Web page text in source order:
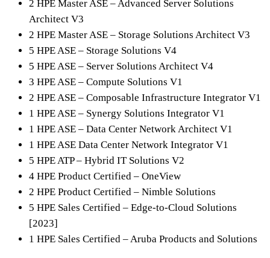
2 HPE Master ASE – Advanced Server Solutions
Architect V3
2 HPE Master ASE – Storage Solutions Architect V3
5 HPE ASE – Storage Solutions V4
5 HPE ASE – Server Solutions Architect V4
3 HPE ASE – Compute Solutions V1
2 HPE ASE – Composable Infrastructure Integrator V1
1 HPE ASE – Synergy Solutions Integrator V1
1 HPE ASE – Data Center Network Architect V1
1 HPE ASE Data Center Network Integrator V1
5 HPE ATP – Hybrid IT Solutions V2
4 HPE Product Certified – OneView
2 HPE Product Certified – Nimble Solutions
5 HPE Sales Certified – Edge-to-Cloud Solutions
[2023]
1 HPE Sales Certified – Aruba Products and Solutions